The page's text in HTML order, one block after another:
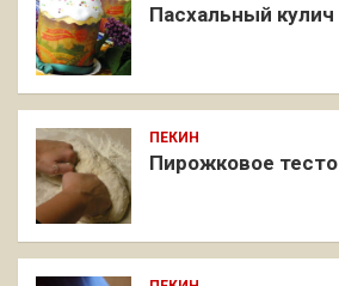
Пасхальный кулич
ПЕКИН
Пирожковое тесто